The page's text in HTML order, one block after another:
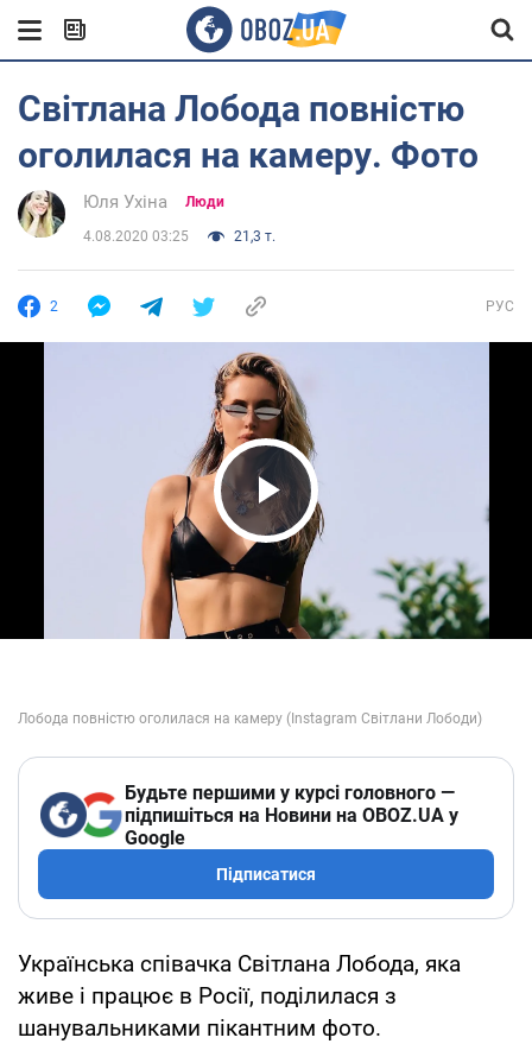
Світлана Лобода повністю
оголилася на камеру. Фото
Юля Ухіна Люди
4.08.2020 03:25 21,3 т.
2 РУС
Play Video
Будьте першими у курсі головного —
підпишіться на Новини на OBOZ.UA у
Google
Підписатися
Українська співачка Світлана Лобода, яка
живе і працює в Росії, поділилася з
шанувальниками пікантним фото.